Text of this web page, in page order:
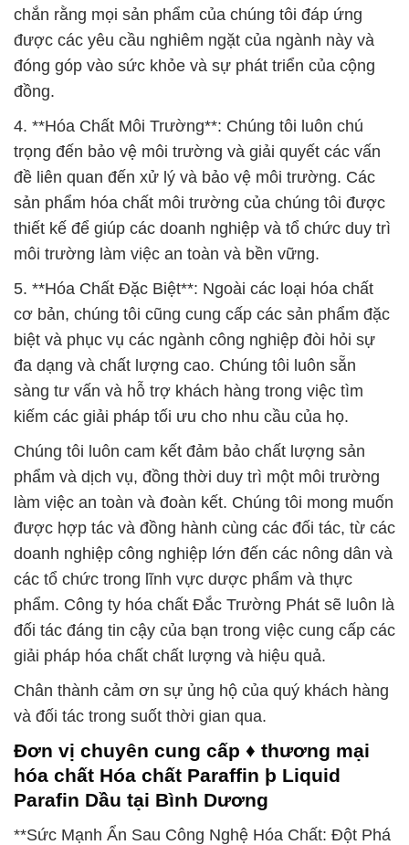
chắn rằng mọi sản phẩm của chúng tôi đáp ứng
được các yêu cầu nghiêm ngặt của ngành này và
đóng góp vào sức khỏe và sự phát triển của cộng
đồng.
4. **Hóa Chất Môi Trường**: Chúng tôi luôn chú
trọng đến bảo vệ môi trường và giải quyết các vấn
đề liên quan đến xử lý và bảo vệ môi trường. Các
sản phẩm hóa chất môi trường của chúng tôi được
thiết kế để giúp các doanh nghiệp và tổ chức duy trì
môi trường làm việc an toàn và bền vững.
5. **Hóa Chất Đặc Biệt**: Ngoài các loại hóa chất
cơ bản, chúng tôi cũng cung cấp các sản phẩm đặc
biệt và phục vụ các ngành công nghiệp đòi hỏi sự
đa dạng và chất lượng cao. Chúng tôi luôn sẵn
sàng tư vấn và hỗ trợ khách hàng trong việc tìm
kiếm các giải pháp tối ưu cho nhu cầu của họ.
Chúng tôi luôn cam kết đảm bảo chất lượng sản
phẩm và dịch vụ, đồng thời duy trì một môi trường
làm việc an toàn và đoàn kết. Chúng tôi mong muốn
được hợp tác và đồng hành cùng các đối tác, từ các
doanh nghiệp công nghiệp lớn đến các nông dân và
các tổ chức trong lĩnh vực dược phẩm và thực
phẩm. Công ty hóa chất Đắc Trường Phát sẽ luôn là
đối tác đáng tin cậy của bạn trong việc cung cấp các
giải pháp hóa chất chất lượng và hiệu quả.
Chân thành cảm ơn sự ủng hộ của quý khách hàng
và đối tác trong suốt thời gian qua.
Đơn vị chuyên cung cấp ♦ thương mại
hóa chất Hóa chất Paraffin þ Liquid
Parafin Dầu tại Bình Dương
**Sức Mạnh Ẩn Sau Công Nghệ Hóa Chất: Đột Phá